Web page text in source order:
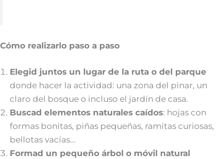
Cómo realizarlo paso a paso
Elegid juntos un lugar de la ruta o del parque
donde hacer la actividad: una zona del pinar, un
claro del bosque o incluso el jardín de casa.
Buscad elementos naturales caídos: hojas con
formas bonitas, piñas pequeñas, ramitas curiosas,
bellotas vacías…
Formad un pequeño árbol o móvil natural